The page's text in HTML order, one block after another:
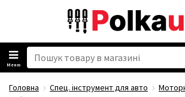
Меню
Головна Спец. інструмент для авто